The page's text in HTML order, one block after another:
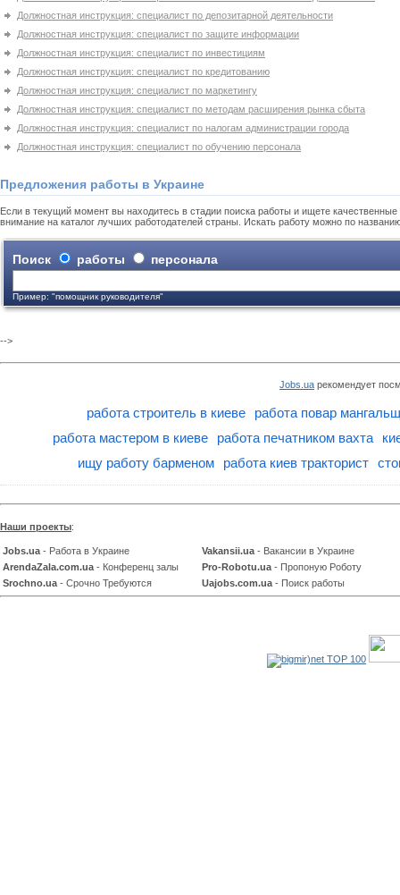
Должностная инструкция: специалист по депозитарной деятельности
Должностная инструкция: специалист по защите информации
Должностная инструкция: специалист по инвестициям
Должностная инструкция: специалист по кредитованию
Должностная инструкция: специалист по маркетингу
Должностная инструкция: специалист по методам расширения рынка сбыта
Должностная инструкция: специалист по налогам администрации города
Должностная инструкция: специалист по обучению персонала
Предложения работы в Украине
Если в текущий момент вы находитесь в стадии поиска работы и ищете
внимание на каталог лучших работодателей страны. Искать работу можно по
Поиск работы персонала
Пример: "помощник руководителя"
-->
Jobs.ua рекомендует
работа строитель в киеве
работа повар
работа мастером в киеве
работа печатником вахта
ищу работу барменом
работа киев тракторист
Наши проекты:
Jobs.ua - Работа в Украине Vakansii.ua - Вакансии в Украине
ArendaZala.com.ua - Конференц залы Pro-Robotu.ua - Пропоную Роботу
Srochno.ua - Срочно Требуются Uajobs.com.ua - Поиск работы